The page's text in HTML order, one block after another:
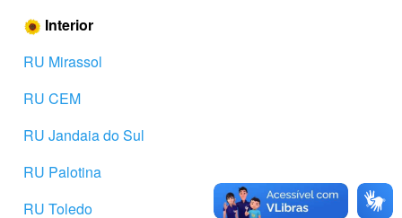
Interior
RU Mirassol
RU CEM
RU Jandaia do Sul
RU Palotina
RU Toledo